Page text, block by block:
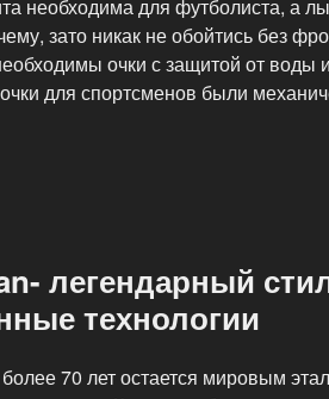
необходима для футболиста, а
зато никак не обойтись без
очки с защитой от воды
для спортсменов были
легендарный
технологии
70 лет остается мировым